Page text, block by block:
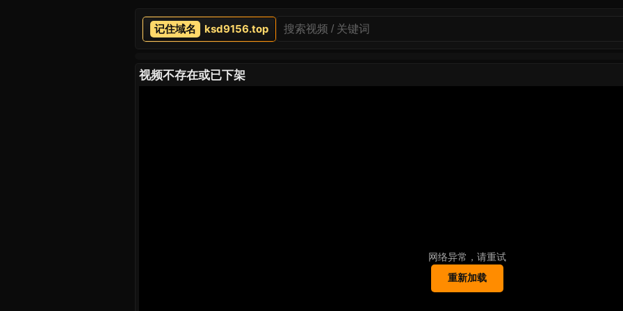
ksd9156.top
视频不存在或已下架
网络异常，请重试
重新加载